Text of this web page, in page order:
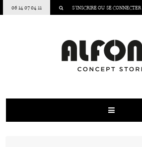
06 14 07 04 11 S’INSCRIREOU SE CONNECTER